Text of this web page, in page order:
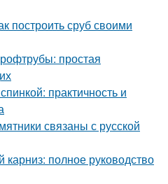
построить сруб своими
простая
практичность и
связаны с русской
полное руководство